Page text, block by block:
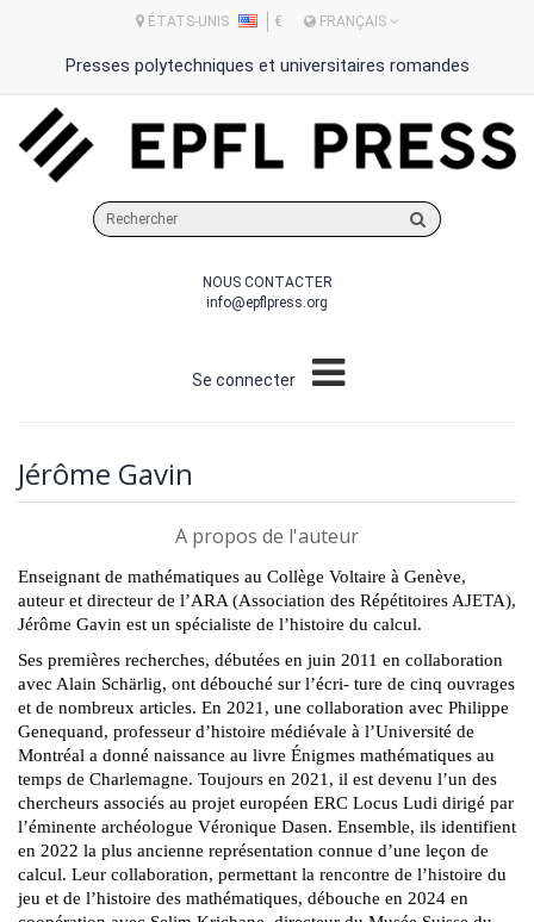
ÉTATS-UNIS € FRANÇAIS
Presses polytechniques et universitaires romandes
sur
site
NOUS CONTACTER
info@epflpress.org
Se connecter
Jérôme Gavin
A propos de l'auteur
Enseignant de mathématiques au Collège Voltaire à Genève,
auteur et directeur de l’ARA (Association des Répétitoires AJETA),
Jérôme Gavin est un spécialiste de l’histoire du calcul.
Ses premières recherches, débutées en juin 2011 en collaboration
avec Alain Schärlig, ont débouché sur l’écri- ture de cinq ouvrages
et de nombreux articles. En 2021, une collaboration avec Philippe
Genequand, professeur d’histoire médiévale à l’Université de
Montréal a donné naissance au livre Énigmes mathématiques au
temps de Charlemagne. Toujours en 2021, il est devenu l’un des
chercheurs associés au projet européen ERC Locus Ludi dirigé par
l’éminente archéologue Véronique Dasen. Ensemble, ils identifient
en 2022 la plus ancienne représentation connue d’une leçon de
calcul. Leur collaboration, permettant la rencontre de l’histoire du
jeu et de l’histoire des mathématiques, débouche en 2024 en